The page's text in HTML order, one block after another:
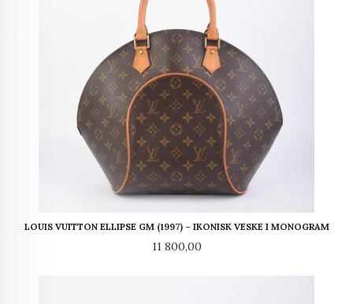
LOUIS VUITTON ELLIPSE GM (1997) – IKONISK VESKE I MONOGRAM
Pris
11 800,00